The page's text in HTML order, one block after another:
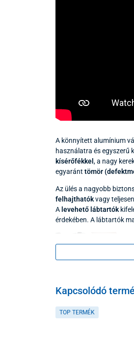
A könnyített alumínium
használatra és egyszerű
kísérőfékkel , a nagy
egyaránt tömör
Az ülés a nagyobb
felhajthatókvagy
A levehető lábtartók
érdekében. A lábtartók
Kapcsolódó
TOP TERMÉK